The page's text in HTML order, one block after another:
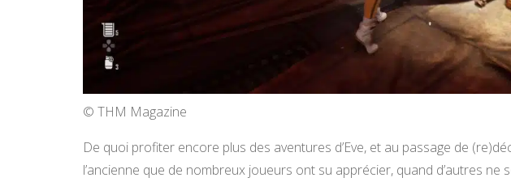
© THM Magazine
De quoi profiter encore plus des aventures d’Eve, et au passage de
l’ancienne que de nombreux joueurs ont su apprécier, quand d’autres ne